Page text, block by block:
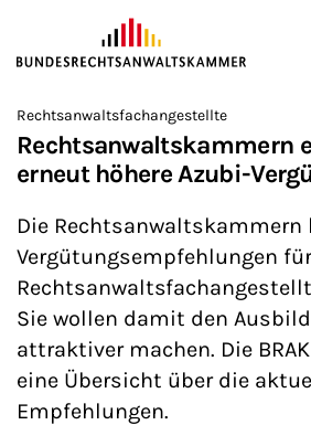
ZUM HAUPTINHALT SPRINGEN
Sie befinden sich hier:
>
Startseite
>
Newsroom
>
News
Rechtsanwaltsfachangestellte
Rechtsanwaltskammern
erneut höhere Azubi-
Die Rechtsanwaltskammern
Vergütungsempfehlungen
Sie wollen damit den
attraktiver machen. Die
eine Übersicht über die
Empfehlungen.